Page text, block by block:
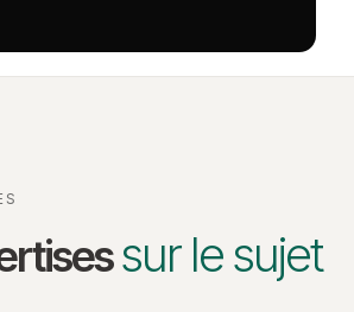
sur le sujet